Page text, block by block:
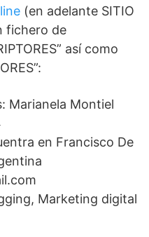
(en adelante SITIO
fichero de
así como
Marianela Montiel
en Francisco De
Marketing digital